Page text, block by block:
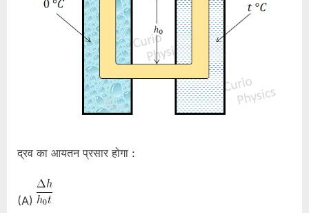
द्रव का आयतन प्रसार होगा :
(A)